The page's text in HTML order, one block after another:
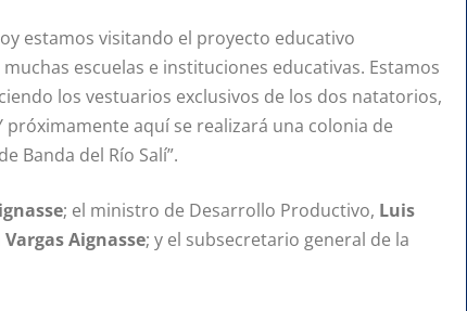
estamos visitando el proyecto educativo
escuelas e instituciones educativas. Estamos
los vestuarios exclusivos de los dos natatorios,
aquí se realizará una colonia de
Banda del Río Salí”.
; el ministro de Desarrollo Productivo, Luis
Aignasse; y el subsecretario general de la